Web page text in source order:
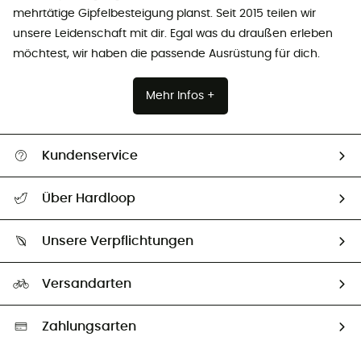
mehrtätige Gipfelbesteigung planst. Seit 2015 teilen wir
unsere Leidenschaft mit dir. Egal was du draußen erleben
möchtest, wir haben die passende Ausrüstung für dich.
Mehr Infos +
Kundenservice
Größentabelle
Über Hardloop
Unsere Botschafter
Unsere Verpflichtungen
Auswahl an nachhaltigen Produkten
Versandarten
Zahlungsarten